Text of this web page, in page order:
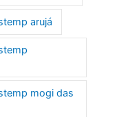
arujá
mogi das